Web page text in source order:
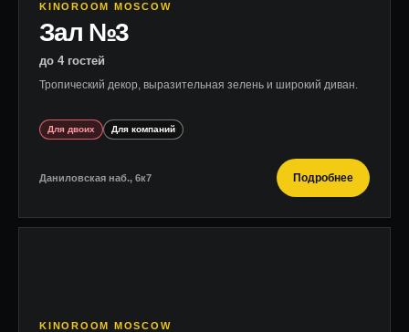
KINOROOM MOSCOW
Зал №3
до 4 гостей
Тропический декор, выразительная зелень и широкий диван.
Для двоих Для компаний
Даниловская наб., 6к7 Подробнее
KINOROOM MOSCOW